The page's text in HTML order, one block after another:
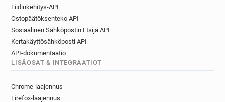
Liidinkehitys-API
Ostopäätöksenteko API
Sosiaalinen Sähköpostin Etsijä API
Kertakäyttösähköposti API
API-dokumentaatio
LISÄOSAT & INTEGRAATIOT
Chrome-laajennus
Firefox-laajennus